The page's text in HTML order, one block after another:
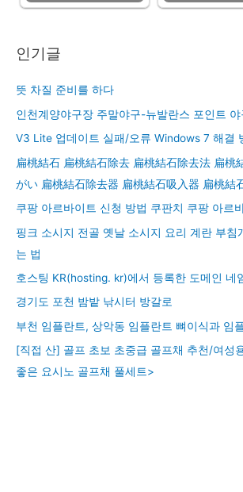
인기글
뜻 차질 준비를 하다
인천계양야구장 주말야구-뉴발란스 포인트
V3 Lite 업데이트 실패/오류 Windows 7 해결
扁桃結石 扁桃結石除去 扁桃結石除去法 扁桃
がい 扁桃結石除去器 扁桃結石吸入器 扁桃結
쿠팡 아르바이트 신청 방법 쿠판치 쿠팡 아르
핑크 소시지 전골 옛날 소시지 요리 계란 부침
는 법
호스팅 KR(hosting. kr)에서 등록한 도메인 네
경기도 포천 밤밭 낚시터 방갈로
부천 임플란트, 상악동 임플란트 뼈이식과 임
[직접 산] 골프 초보 초중급 골프채 추천/여성
좋은 요시노 골프채 풀세트>